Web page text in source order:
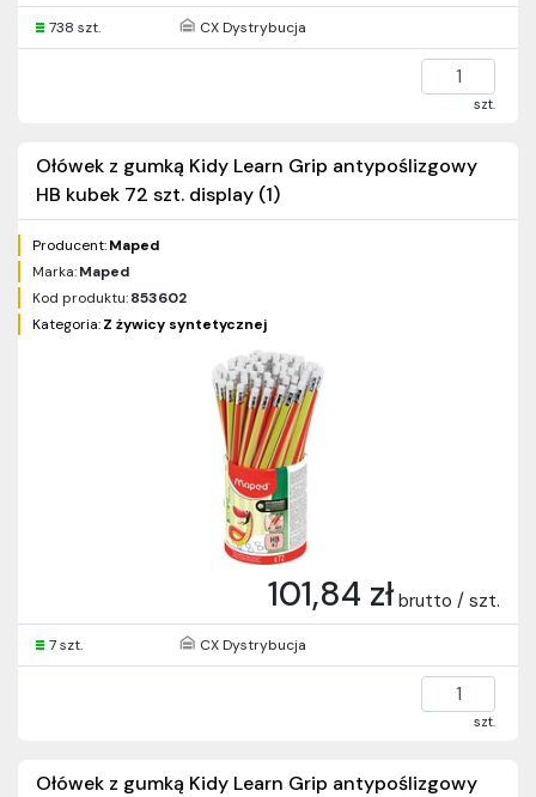
738 szt. CX Dystrybucja
szt.
Ołówek z gumką Kidy Learn Grip antypoślizgowy
HB kubek 72 szt. display (1)
Producent:Maped
Marka:Maped
Kod produktu:853602
Kategoria:Z żywicy syntetycznej
101,84 zł brutto / szt.
7 szt. CX Dystrybucja
szt.
Ołówek z gumką Kidy Learn Grip antypoślizgowy